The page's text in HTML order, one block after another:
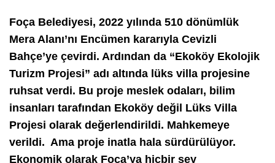
Foça Belediyesi, 2022 yılında 510 dönümlük
Mera Alanı’nı Encümen kararıyla Cevizli
Bahçe’ye çevirdi. Ardından da “Ekoköy Ekolojik
Turizm Projesi” adı altında lüks villa projesine
ruhsat verdi. Bu proje meslek odaları, bilim
insanları tarafından Ekoköy değil Lüks Villa
Projesi olarak değerlendirildi. Mahkemeye
verildi. Ama proje inatla hala sürdürülüyor.
Ekonomik olarak Foça’ya hiçbir şey